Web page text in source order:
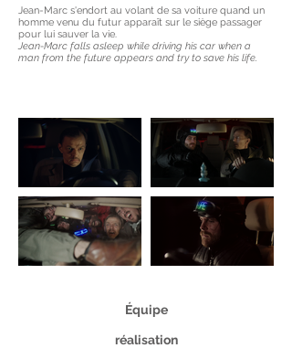
Jean-Marc s'endort au volant de sa voiture quand un
homme venu du futur apparaît sur le siège passager
pour lui sauver la vie.
Jean-Marc falls asleep while driving his car when a
man from the future appears and try to save his life.
Équipe
réalisation